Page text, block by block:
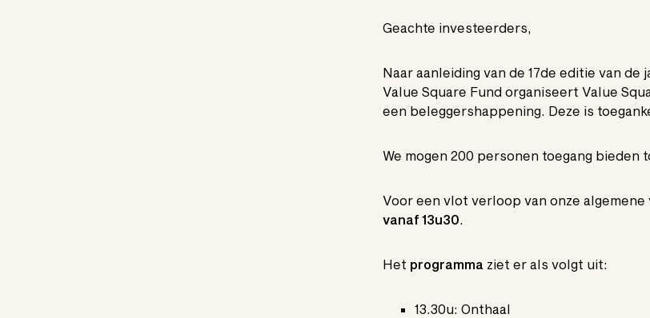
Geachte investeerders,
Naar aanleiding van de 17de editie van
Value Square Fund organiseert Value
een beleggershappening. Deze is
We mogen 200 personen toegang bieden
Voor een vlot verloop van onze
vanaf 13u30.
Het programma ziet er als volgt uit:
13.30u: Onthaal